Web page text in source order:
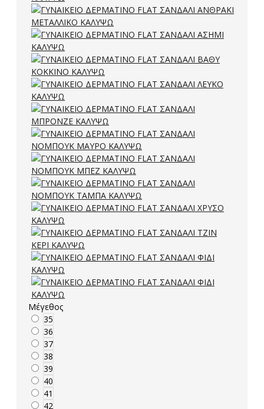
Μέγεθος
35
36
37
38
39
40
41
42